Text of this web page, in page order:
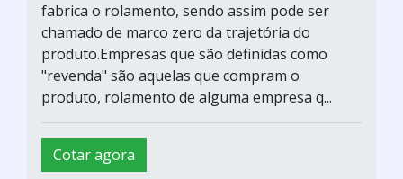
fabrica o rolamento, sendo assim pode ser
chamado de marco zero da trajetória do
produto.Empresas que são definidas como
"revenda" são aquelas que compram o
produto, rolamento de alguma empresa q...
Cotar agora